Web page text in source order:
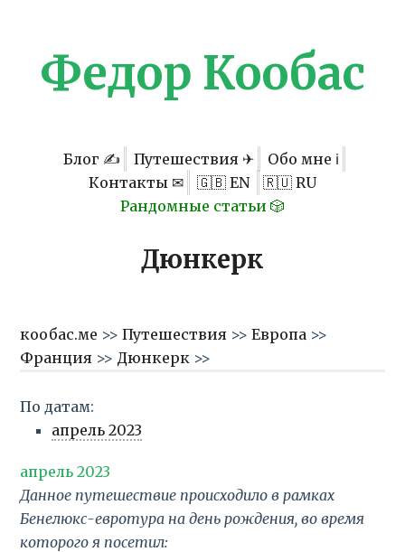
Федор Кообас
Блог ✍ Путешествия ✈
Обо мне ℹ
Контакты ✉
🇬🇧 EN
🇷🇺 RU
Рандомные статьи 🎲
Дюнкерк
кообас.ме >>Путешествия >>Европа >>
Франция >> Дюнкерк >>
По датам:
апрель 2023
апрель 2023
Данное путешествие происходило в рамках
Бенелюкс-евротура на день рождения, во время
которого я посетил: